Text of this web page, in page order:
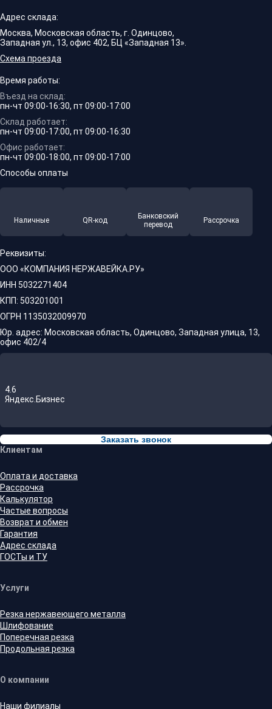
Адрес склада:
Москва, Московская область, г. Одинцово,
Западная ул., 13, офис 402, БЦ «Западная 13».
Схема проезда
Время работы:
Въезд на склад:
пн-чт 09:00-16:30, пт 09:00-17:00
Склад работает:
пн-чт 09:00-17:00, пт 09:00-16:30
Офис работает:
пн-чт 09:00-18:00, пт 09:00-17:00
Способы оплаты
Наличные QR-код
Банковский
перевод
Рассрочка
Реквизиты:
ООО «КОМПАНИЯ НЕРЖАВЕЙКА.РУ»
ИНН 5032271404
КПП: 503201001
ОГРН 1135032009970
Юр. адрес: Московская область, Одинцово, Западная улица, 13,
офис 402/4
4.6
Яндекс.Бизнес
Заказать звонок
Клиентам
Оплата и доставка
Рассрочка
Калькулятор
Частые вопросы
Возврат и обмен
Гарантия
Адрес склада
ГОСТы и ТУ
Услуги
Резка нержавеющего металла
Шлифование
Поперечная резка
Продольная резка
О компании
Наши филиалы